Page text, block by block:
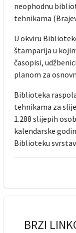
neophodnu
tehnikama
U okviru
štamparija u
časopisi,
planom za
Biblioteka
tehnikama za
1.288 slijepih
kalendarske
Biblioteku
BRZI